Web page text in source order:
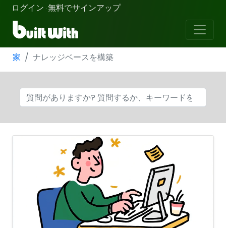
ログイン ·無料でサインアップ
家 ナレッジベースを構築